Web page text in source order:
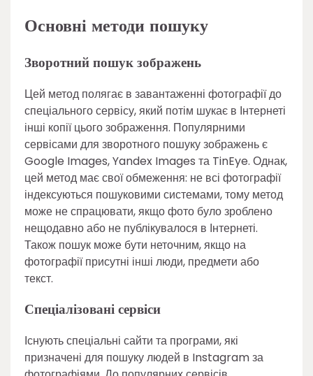
Основні методи пошуку
Зворотний пошук зображень
Цей метод полягає в завантаженні фотографії до
спеціального сервісу, який потім шукає в Інтернеті
інші копії цього зображення. Популярними
сервісами для зворотного пошуку зображень є
Google Images, Yandex Images та TinEye. Однак,
цей метод має свої обмеження: не всі фотографії
індексуються пошуковими системами, тому метод
може не спрацювати, якщо фото було зроблено
нещодавно або не публікувалося в Інтернеті.
Також пошук може бути неточним, якщо на
фотографії присутні інші люди, предмети або
текст.
Спеціалізовані сервіси
Існують спеціальні сайти та програми, які
призначені для пошуку людей в Instagram за